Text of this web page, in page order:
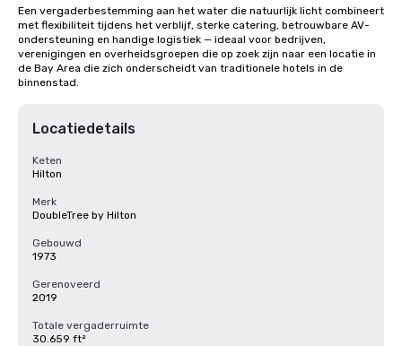
Een vergaderbestemming aan het water die natuurlijk licht combineert
met flexibiliteit tijdens het verblijf, sterke catering, betrouwbare AV-
ondersteuning en handige logistiek — ideaal voor bedrijven,
verenigingen en overheidsgroepen die op zoek zijn naar een locatie in
de Bay Area die zich onderscheidt van traditionele hotels in de
binnenstad.
Locatiedetails
Keten
Hilton
Merk
DoubleTree by Hilton
Gebouwd
1973
Gerenoveerd
2019
Totale vergaderruimte
30.659 ft²